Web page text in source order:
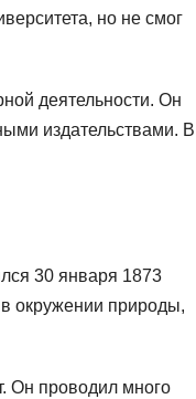
но не смог
деятельности. Он
издательствами. В
30 января 1873
окружении природы,
Он проводил много